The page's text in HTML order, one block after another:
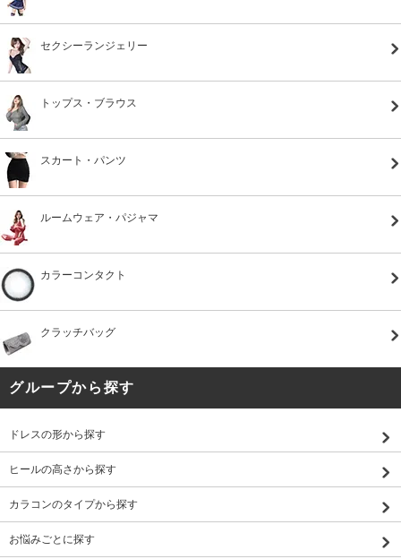
セクシーランジェリー
トップス・ブラウス
スカート・パンツ
ルームウェア・パジャマ
カラーコンタクト
クラッチバッグ
グループから探す
ドレスの形から探す
ヒールの高さから探す
カラコンのタイプから探す
お悩みごとに探す